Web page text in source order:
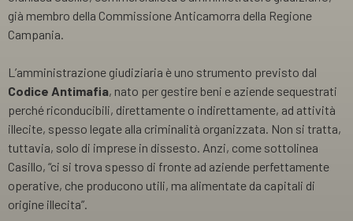
già membro della Commissione Anticamorra della Regione
Campania.
L’amministrazione giudiziaria è uno strumento previsto dal
Codice Antimafia, nato per gestire beni e aziende sequestrati
perché riconducibili, direttamente o indirettamente, ad attività
illecite, spesso legate alla criminalità organizzata. Non si tratta,
tuttavia, solo di imprese in dissesto. Anzi, come sottolinea
Casillo, “ci si trova spesso di fronte ad aziende perfettamente
operative, che producono utili, ma alimentate da capitali di
origine illecita”.